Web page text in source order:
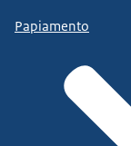
Papiamento